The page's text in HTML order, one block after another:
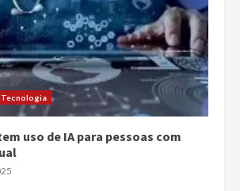
Tecnologia
uso de IA para pessoas com